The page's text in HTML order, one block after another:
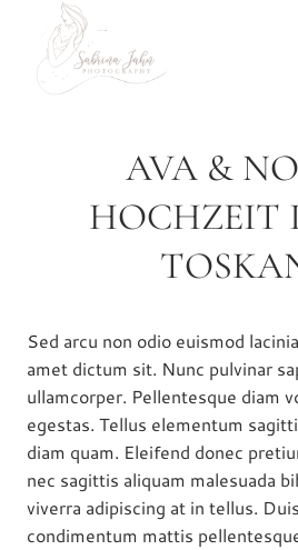
springen
AVA &
HOCHZEIT
Sed arcu non odio euismod
amet dictum sit. Nunc pulvinar
ullamcorper. Pellentesque diam
egestas. Tellus elementum
diam quam. Eleifend donec
nec sagittis aliquam malesuada
viverra adipiscing at in tellus.
condimentum mattis